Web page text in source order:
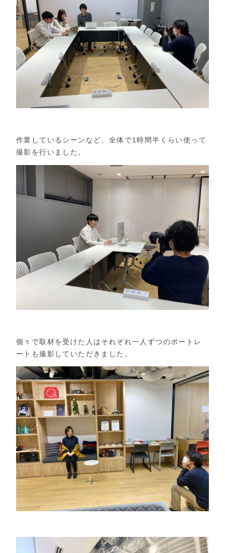
作業しているシーンなど、全体で1時間半くらい使って
撮影を行いました。
個々で取材を受けた人はそれぞれ一人ずつのポートレ
ートも撮影していただきました。